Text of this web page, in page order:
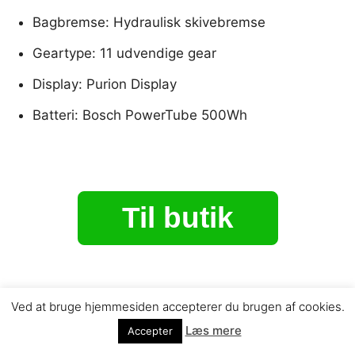
Bagbremse: Hydraulisk skivebremse
Geartype: 11 udvendige gear
Display: Purion Display
Batteri: Bosch PowerTube 500Wh
Til butik
Ved at bruge hjemmesiden accepterer du brugen af cookies.
Accepter Læs mere